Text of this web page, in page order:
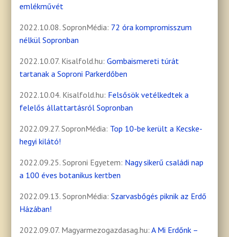
emlékművét
2022.10.08. SopronMédia: 72 óra kompromisszum
nélkül Sopronban
2022.10.07. Kisalfold.hu:Gombaismereti túrát
tartanak a Soproni Parkerdőben
2022.10.04. Kisalfold.hu: Felsősök vetélkedtek a
felelős állattartásról Sopronban
2022.09.27. SopronMédia: Top 10-be került a Kecske-
hegyi kilátó!
2022.09.25. Soproni Egyetem: Nagy sikerű családi nap
a 100 éves botanikus kertben
2022.09.13. SopronMédia:Szarvasbőgés piknik az Erdő
Házában!
2022.09.07. Magyarmezogazdasag.hu:A Mi Erdőnk –